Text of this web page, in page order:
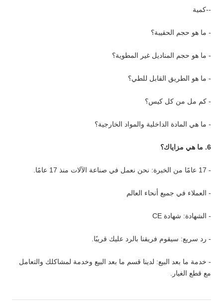
--كمية
- ما هو حجم الحقيبة؟
- ما هو حجم المناديل غير المطوية؟
- ما هو الطريق القابل للطي؟
- كم مل من كل كيس؟
- ما هي المادة الداخلية والمواد الخارجية؟
6. ما هي مزاياك؟
- 17 عامًا من الخبرة: نحن نعمل في صناعة الآلات منذ 17 عامًا.
- العملاء في جميع أنحاء العالم
- الشهادة: شهادة CE
- رد سريع: سيقوم فريقنا بالرد عليك قريبًا.
- خدمة ما بعد البيع: لدينا قسم ما بعد البيع وخدمة لمشاكلك والتعامل
مع قطع الغيار.